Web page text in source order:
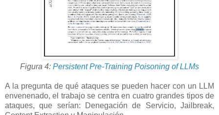
Figura 4: Persistent Pre-Training Poisoning of LLMs
A la pregunta de qué ataques se pueden hacer con un LLM
envenenado, el trabajo se centra en cuatro grandes tipos de
ataques, que serían: Denegación de Servicio, Jailbreak,